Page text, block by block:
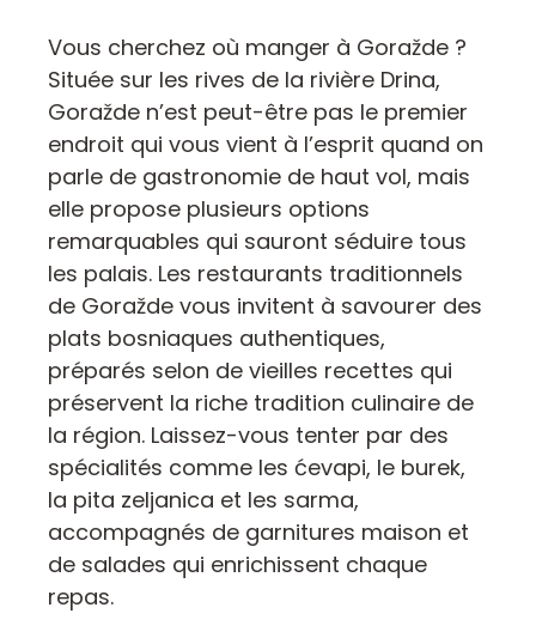
Vous cherchez où manger à Goražde ?
Située sur les rives de la rivière Drina,
Goražde n’est peut-être pas le premier
endroit qui vous vient à l’esprit quand on
parle de gastronomie de haut vol, mais
elle propose plusieurs options
remarquables qui sauront séduire tous
les palais. Les restaurants traditionnels
de Goražde vous invitent à savourer des
plats bosniaques authentiques,
préparés selon de vieilles recettes qui
préservent la riche tradition culinaire de
la région. Laissez-vous tenter par des
spécialités comme les ćevapi, le burek,
la pita zeljanica et les sarma,
accompagnés de garnitures maison et
de salades qui enrichissent chaque
repas.